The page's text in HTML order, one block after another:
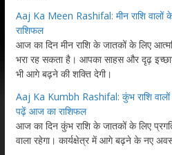
Aaj Ka Meen Rashifal: मीन राशि वालों
राशिफल
आज का दिन मीन राशि के जातकों के लिए
भरा रह सकता है। आपका साहस और दृढ़
भी आगे बढ़ने की शक्ति देगी।
Aaj Ka Kumbh Rashifal: कुंभ राशि वालों
पढ़ें आज का राशिफल
आज का दिन कुंभ राशि के जातकों के लिए
वाला रहेगा। कार्यक्षेत्र में आगे बढ़ने के नए